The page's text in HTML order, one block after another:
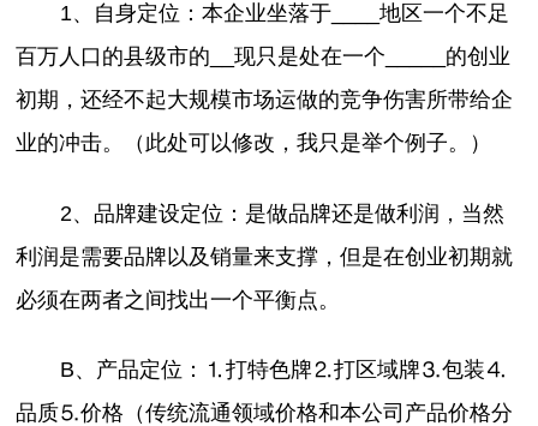
1、自身定位：本企业坐落于____地区一个不足
百万人口的县级市的__现只是处在一个_____的创业
初期，还经不起大规模市场运做的竞争伤害所带给企
业的冲击。（此处可以修改，我只是举个例子。）
2、品牌建设定位：是做品牌还是做利润，当然
利润是需要品牌以及销量来支撑，但是在创业初期就
必须在两者之间找出一个平衡点。
B、产品定位：⒈打特色牌⒉打区域牌⒊包装⒋
品质⒌价格（传统流通领域价格和本公司产品价格分